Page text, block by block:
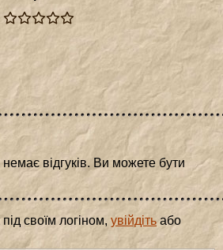
відгуків. Ви можете бути
своїм логіном, увійдіть або